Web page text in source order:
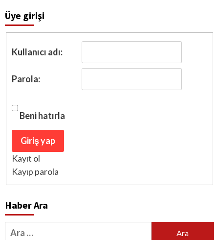
Üye girişi
Kullanıcı adı:
Parola:
Beni hatırla
Giriş yap
Kayıt ol
Kayıp parola
Haber Ara
Arama: